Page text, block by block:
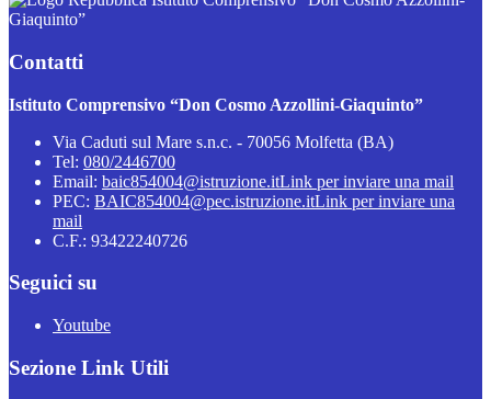
Giaquinto”
Contatti
Istituto Comprensivo “Don Cosmo Azzollini-Giaquinto”
Via Caduti sul Mare s.n.c. - 70056 Molfetta (BA)
Tel: 080/2446700
Email: baic854004@istruzione.itLink per inviare una mail
PEC: BAIC854004@pec.istruzione.itLink per inviare una
mail
C.F.: 93422240726
Seguici su
Youtube
Sezione Link Utili